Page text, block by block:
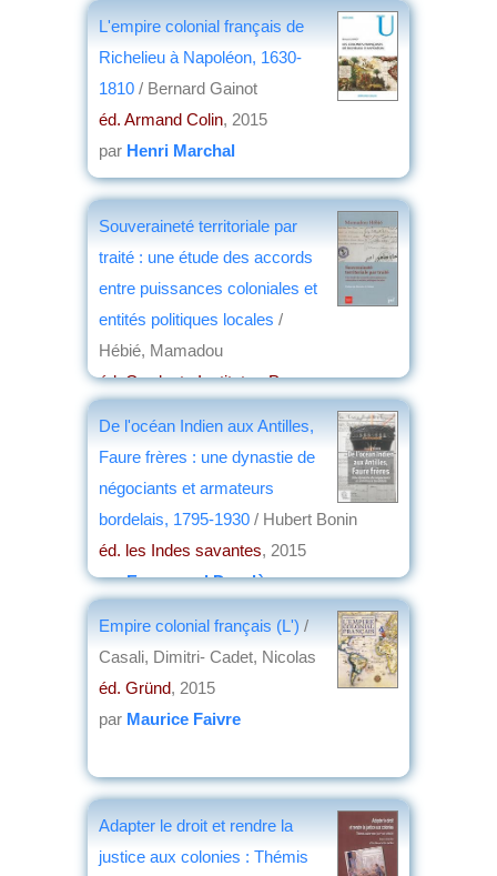
L'empire colonial français de
Richelieu à Napoléon, 1630-
1810 / Bernard Gainot
éd. Armand Colin, 2015
par Henri Marchal
Souveraineté territoriale par
traité : une étude des accords
entre puissances coloniales et
entités politiques locales /
Hébié, Mamadou
éd. Graduate Institute - Presses
De l'océan Indien aux Antilles,
Faure frères : une dynastie de
négociants et armateurs
bordelais, 1795-1930 / Hubert Bonin
éd. les Indes savantes, 2015
parEmmanuel Desclèves
Empire colonial français (L') /
Casali, Dimitri- Cadet, Nicolas
éd. Gründ, 2015
par Maurice Faivre
Adapter le droit et rendre la
justice aux colonies : Thémis